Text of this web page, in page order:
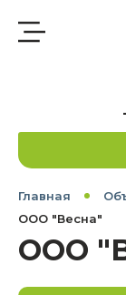
Главная
ООО "Весна"
ООО